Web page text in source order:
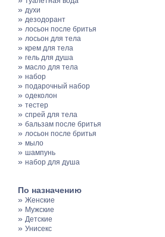
» духи
» дезодорант
» лосьон после бритья
» лосьон для тела
» крем для тела
» гель для душа
» масло для тела
» набор
» подарочный набор
» одеколон
» тестер
» спрей для тела
» бальзам после бритья
» лосьон после бритья
» мыло
» шампунь
» набор для душа
По назначению
» Женские
» Мужские
» Детские
» Унисекс